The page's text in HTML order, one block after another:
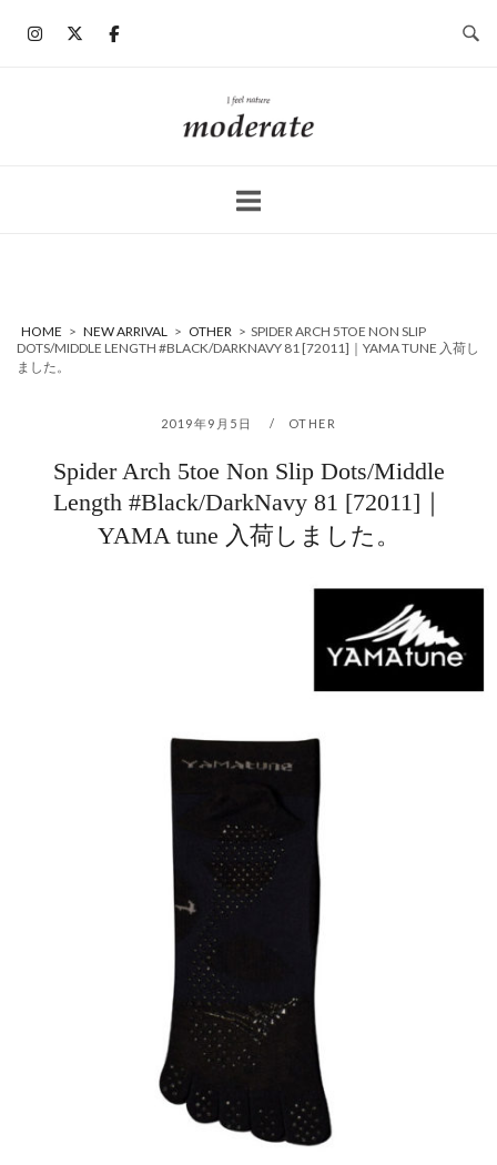
ホ
ー
HOME > NEW ARRIVAL > OTHER > SPIDER ARCH 5TOE NON SLIP
DOTS/MIDDLE LENGTH #BLACK/DARKNAVY 81 [72011]｜YAMA TUNE 入荷し
ました。
2019年9月5日 OTHER
Spider Arch 5toe Non Slip Dots/Middle
Length #Black/DarkNavy 81 [72011]｜
YAMA tune 入荷しました。